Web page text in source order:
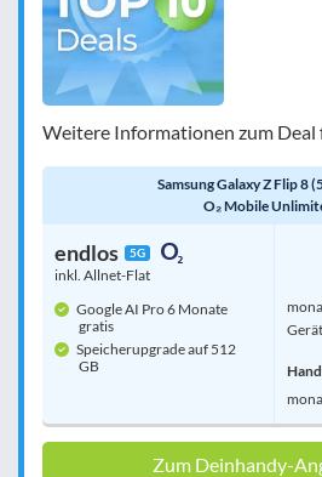
Weitere Informationen zum Deal
Samsung Galaxy Z Flip 8
O₂ Mobile
endlos 5G
inkl. Allnet-Flat
Google AI Pro 6 Monate
gratis
Speicherupgrade auf 512
GB
Zum Deinhandy-